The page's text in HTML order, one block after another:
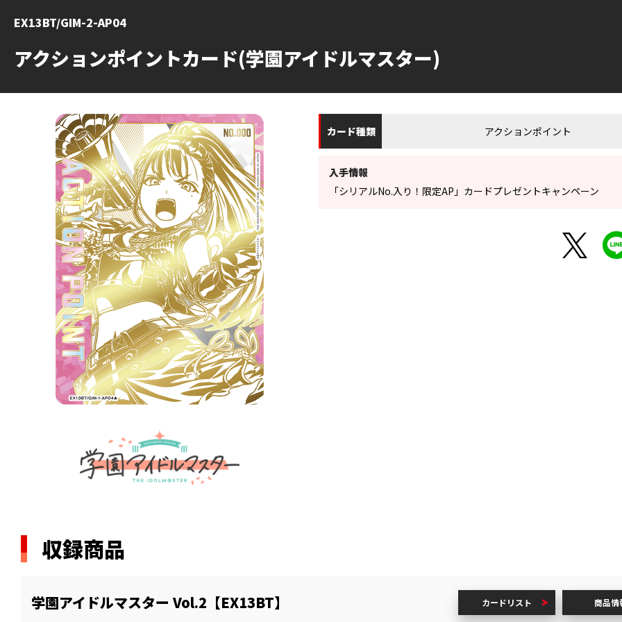
アクションポイントカード(学園アイドルマスター)
EX13BT/GIM-2-AP04
カード種類 アクションポイント
入手情報
「シリアルNo.入り！限定AP」カードプレゼントキャンペーン
収録商品
学園アイドルマスター Vol.2【EX13BT】 カードリスト 商品情